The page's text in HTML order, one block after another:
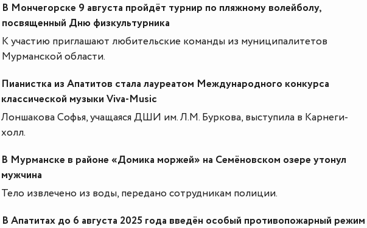
В Мончегорске 9 августа пройдёт турнир по пляжному волейболу,
посвященный Дню физкультурника
К участию приглашают любительские команды из муниципалитетов
Мурманской области.
Пианистка из Апатитов стала лауреатом Международного конкурса
классической музыки Viva-Music
Лоншакова Софья, учащаяся ДШИ им. Л.М. Буркова, выступила в Карнеги-
холл.
В Мурманске в районе «Домика моржей» на Семёновском озере утонул
мужчина
Тело извлечено из воды, передано сотрудникам полиции.
В Апатитах до 6 августа 2025 года введён особый противопожарный режим